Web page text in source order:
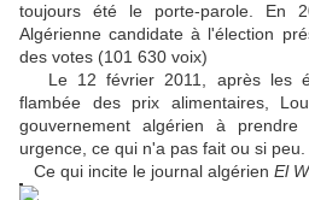
toujours été le porte-parole. En
Algérienne candidate à l'élection
des votes (101 630 voix)
Le 12 février 2011, après les
flambée des prix alimentaires,
gouvernement algérien à
urgence, ce qui n'a pas fait ou si peu.
Ce qui incite le journal algérien El